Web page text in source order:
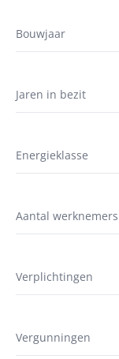
Bouwjaar
Jaren in bezit
Energieklasse
Aantal werknemers
Verplichtingen
Vergunningen